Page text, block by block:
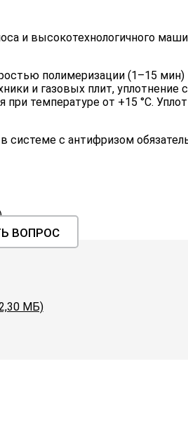
и высокотехнологичного
полимеризации (1–15
и газовых плит,
температуре от +15 °С.
с антифризом
ВОПРОС
МБ)